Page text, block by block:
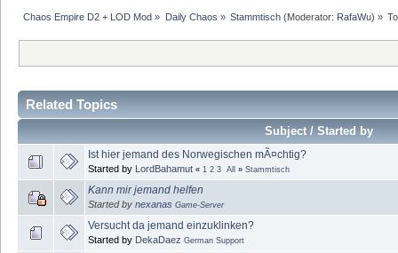
Chaos Empire D2 + LOD Mod » Daily Chaos » Stammtisch(Moderator: RafaWu) »
Related Topics
Subject / Started by
Ist hier jemand des Norwegischen mÃ¤chtig?
Started by LordBahamut « 1 2 3 All » Stammtisch
Kann mir jemand helfen
Started by nexanas Game-Server
Versucht da jemand einzuklinken?
Started by DekaDaez German Support